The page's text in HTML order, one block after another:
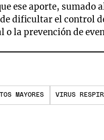
ese aporte, sumado
dificultar el control
o la prevención de
MAYORES VIRUS